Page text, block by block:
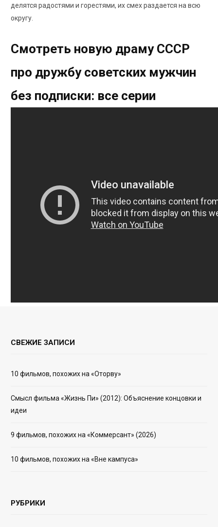
делятся радостями и горестями, их смех раздается на всю
округу.
Смотреть новую драму СССР
про дружбу советских мужчин
без подписки: все серии
СВЕЖИЕ ЗАПИСИ
10 фильмов, похожих на «Оторву»
Смысл фильма «Жизнь Пи» (2012): Объяснение концовки и
идеи
9 фильмов, похожих на «Коммерсант» (2026)
10 фильмов, похожих на «Вне кампуса»
РУБРИКИ